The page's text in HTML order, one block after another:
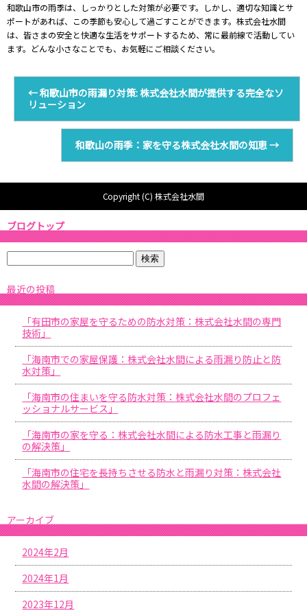
和歌山市の雨季は、しっかりとした対策が必要です。しかし、適切な知識とサ
ポートがあれば、この季節も安心して過ごすことができます。株式会社水間
は、皆さまの安全と快適な生活をサポートするため、常に最前線で活動してい
ます。どんな小さなことでも、お気軽にご相談ください。
←和歌山市の雨漏り対策: 株式会社水間が提供する完全なソ
リューション
和歌山の雨季：家を守る株式会社水間の知恵 →
Copyright (C) 株式会社水間
ブログトップ
最近の投稿
「有田市の家屋を守るための防水対策：株式会社水間の専門
技術」
「海南市での家屋保護：株式会社水間による雨漏り防止と防
水対策」
「海南市の住まいを守る防水対策：株式会社水間のプロフェ
ッショナルサービス」
「海南市の家を守る：株式会社水間による防水工事と雨漏り
の解決策」
「海南市の住宅を長持ちさせる防水と雨漏り対策：株式会社
水間の解決策」
アーカイブ
2024年2月
2024年1月
2023年12月